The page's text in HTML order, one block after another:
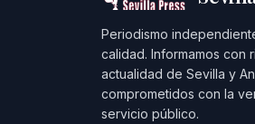
Periodismo
calidad. Informamos con
actualidad de Sevilla y
comprometidos con la
servicio público.